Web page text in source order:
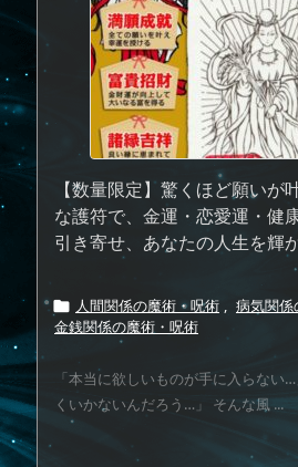
【数量限定】驚くほど願いが
な護符で、金運・恋愛運・健
引き寄せ、あなたの人生を輝
 人間関係の魔術・呪術 , 病気関係
金銭関係の魔術・呪術
「本当に欲しいものが手に入らない
くいかないんだろう…」 そんな風 ...